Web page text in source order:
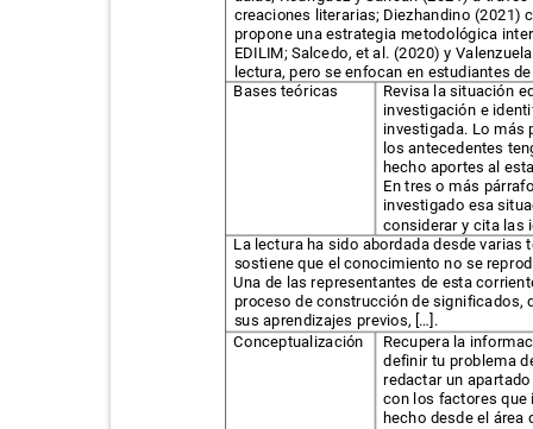
creaciones literarias; Diezhandino
propone una estrategia metodológica
EDILIM; Salcedo, et al. (2020) y
lectura, pero se enfocan en estudiantes
Bases teóricas
Revisa la situación
investigación e
investigada. Lo más
los antecedentes
hecho aportes al
En tres o más
investigado esa
considerar y cita las
La lectura ha sido abordada desde
sostiene que el conocimiento no se
Una de las representantes de esta
proceso de construcción de
sus aprendizajes previos, […].
Conceptualización
Recupera la
definir tu problema
redactar un
con los factores
hecho desde el